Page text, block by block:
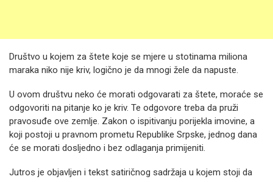
Društvo u kojem za štete koje se mjere u stotinama miliona
maraka niko nije kriv, logično je da mnogi žele da napuste.
U ovom društvu neko će morati odgovarati za štete, moraće se
odgovoriti na pitanje ko je kriv. Te odgovore treba da pruži
pravosuđe ove zemlje. Zakon o ispitivanju porijekla imovine, a
koji postoji u pravnom prometu Republike Srpske, jednog dana
će se morati dosljedno i bez odlaganja primijeniti.
Jutros je objavljen i tekst satiričnog sadržaja u kojem stoji da